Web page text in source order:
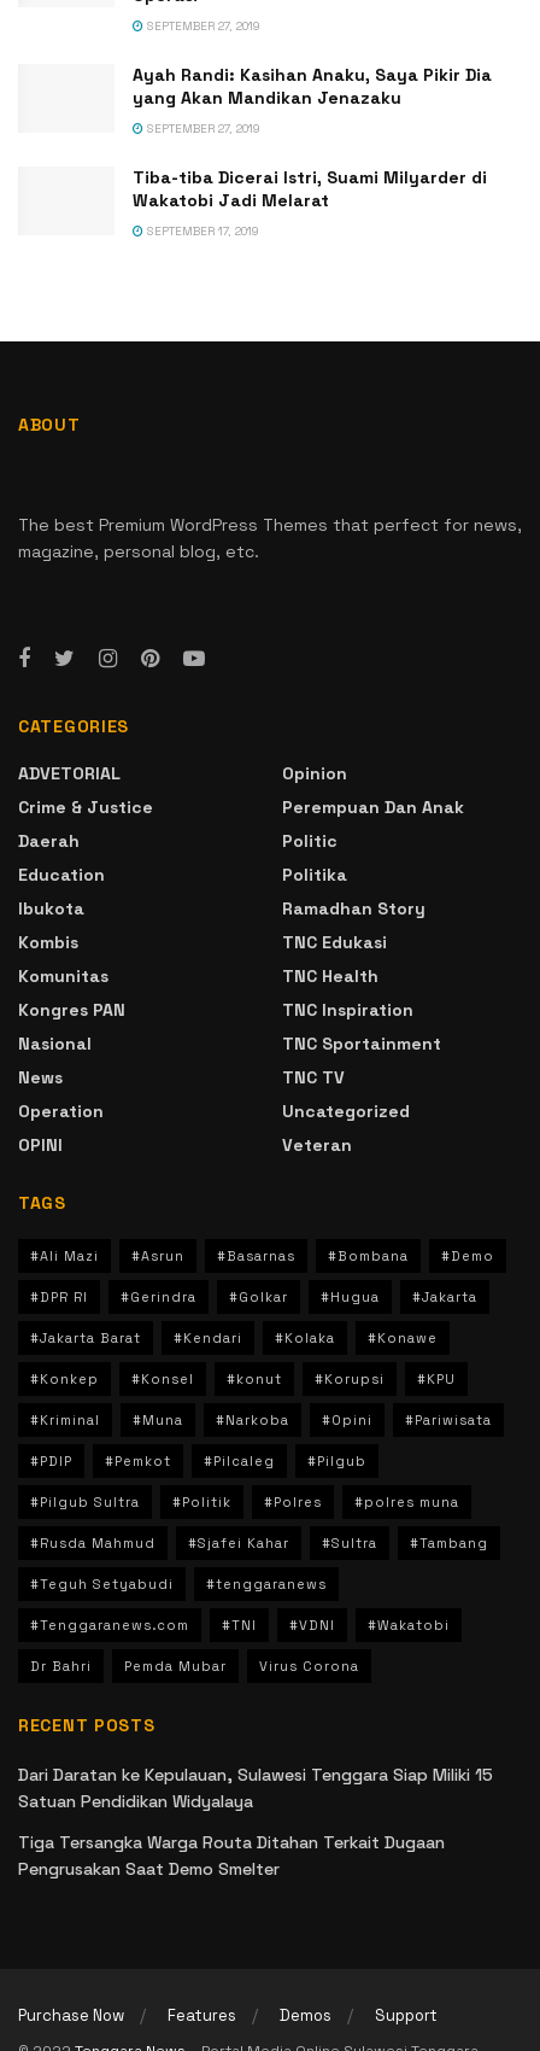
SEPTEMBER 27, 2019
Ayah Randi: Kasihan Anaku, Saya Pikir Dia
yang Akan Mandikan Jenazaku
SEPTEMBER 27, 2019
Tiba-tiba Dicerai Istri, Suami Milyarder di
Wakatobi Jadi Melarat
SEPTEMBER 17, 2019
ABOUT
The best Premium WordPress Themes that perfect for news,
magazine, personal blog, etc.
CATEGORIES
ADVETORIAL
Crime & Justice
Daerah
Education
Ibukota
Kombis
Komunitas
Kongres PAN
Nasional
News
Operation
OPINI
Opinion
Perempuan Dan Anak
Politic
Politika
Ramadhan Story
TNC Edukasi
TNC Health
TNC Inspiration
TNC Sportainment
TNC TV
Uncategorized
Veteran
TAGS
#Ali Mazi #Asrun #Basarnas #Bombana #Demo
#DPR RI #Gerindra #Golkar #Hugua #Jakarta
#Jakarta Barat #Kendari #Kolaka #Konawe
#Konkep #Konsel #konut #Korupsi #KPU
#Kriminal #Muna #Narkoba #Opini #Pariwisata
#PDIP #Pemkot #Pilcaleg #Pilgub
#Pilgub Sultra #Politik #Polres #polres muna
#Rusda Mahmud #Sjafei Kahar #Sultra #Tambang
#Teguh Setyabudi #tenggaranews
#Tenggaranews.com #TNI #VDNI #Wakatobi
Dr Bahri Pemda Mubar Virus Corona
RECENT POSTS
Dari Daratan ke Kepulauan, Sulawesi Tenggara Siap Miliki 15
Satuan Pendidikan Widyalaya
Tiga Tersangka Warga Routa Ditahan Terkait Dugaan
Pengrusakan Saat Demo Smelter
Purchase Now Features Demos Support